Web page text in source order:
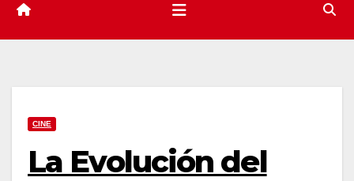
CINE
La Evolución del